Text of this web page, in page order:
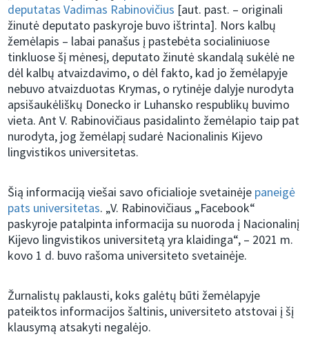
deputatas Vadimas Rabinovičius [aut. past. – originali
žinutė deputato paskyroje buvo ištrinta]. Nors kalbų
žemėlapis – labai panašus į pastebėta socialiniuose
tinkluose šį mėnesį, deputato žinutė skandalą sukėlė ne
dėl kalbų atvaizdavimo, o dėl fakto, kad jo žemėlapyje
nebuvo atvaizduotas Krymas, o rytinėje dalyje nurodyta
apsišaukėliškų Donecko ir Luhansko respublikų buvimo
vieta. Ant V. Rabinovičiaus pasidalinto žemėlapio taip pat
nurodyta, jog žemėlapį sudarė Nacionalinis Kijevo
lingvistikos universitetas.
Šią informaciją viešai savo oficialioje svetainėje paneigė
pats universitetas. „V. Rabinovičiaus „Facebook“
paskyroje patalpinta informacija su nuoroda į Nacionalinį
Kijevo lingvistikos universitetą yra klaidinga“, – 2021 m.
kovo 1 d. buvo rašoma universiteto svetainėje.
Žurnalistų paklausti, koks galėtų būti žemėlapyje
pateiktos informacijos šaltinis, universiteto atstovai į šį
klausymą atsakyti negalėjo.